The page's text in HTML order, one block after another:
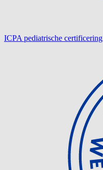
ICPA pediatrische certificering